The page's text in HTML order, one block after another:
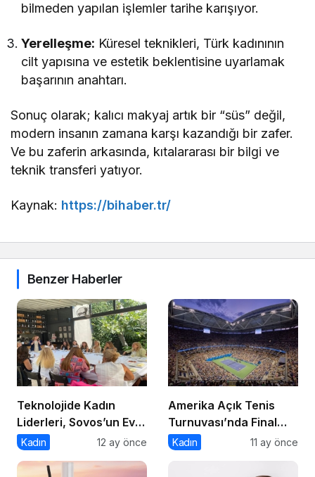
bilmeden yapılan işlemler tarihe karışıyor.
Yerelleşme: Küresel teknikleri, Türk kadınının
cilt yapısına ve estetik beklentisine uyarlamak
başarının anahtarı.
Sonuç olarak; kalıcı makyaj artık bir “süs” değil,
modern insanın zamana karşı kazandığı bir zafer.
Ve bu zaferin arkasında, kıtalararası bir bilgi ve
teknik transferi yatıyor.
Kaynak: https://bihaber.tr/
Benzer Haberler
Teknolojide Kadın
Liderleri, Sovos’un Ev
Sahipliğinde Bir Araya
Kadın 12 ay önce
Amerika Açık Tenis
Turnuvası’nda Final
Heyecanı Eurosport’ta!
Kadın 11 ay önce